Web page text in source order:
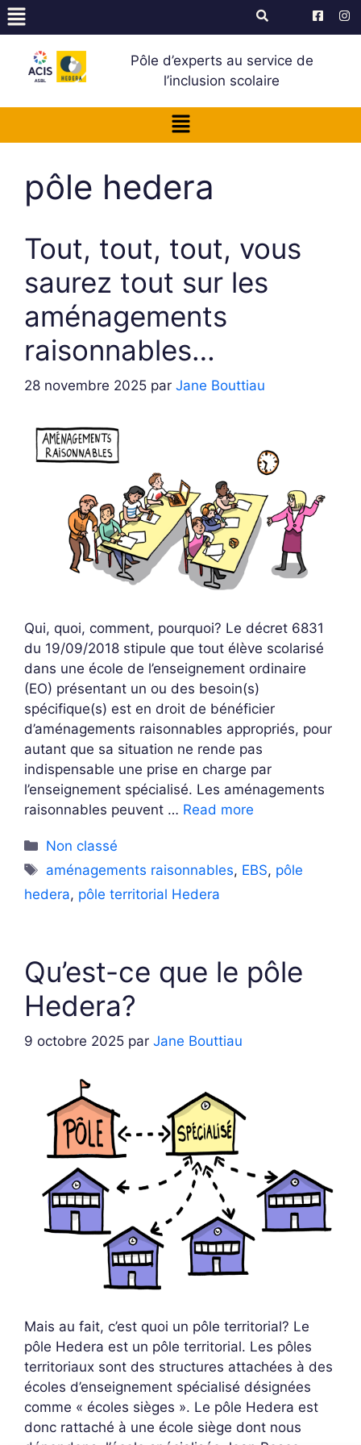
Pôle d’experts au service de
l’inclusion scolaire
pôle hedera
Tout, tout, tout, vous
saurez tout sur les
aménagements
raisonnables…
28 novembre 2025 par Jane Bouttiau
Qui, quoi, comment, pourquoi? Le décret 6831
du 19/09/2018 stipule que tout élève scolarisé
dans une école de l’enseignement ordinaire
(EO) présentant un ou des besoin(s)
spécifique(s) est en droit de bénéficier
d’aménagements raisonnables appropriés, pour
autant que sa situation ne rende pas
indispensable une prise en charge par
l’enseignement spécialisé. Les aménagements
raisonnables peuvent … Read more
Non classé
aménagements raisonnables, EBS, pôle
hedera, pôle territorial Hedera
Qu’est-ce que le pôle
Hedera?
9 octobre 2025 par Jane Bouttiau
Mais au fait, c’est quoi un pôle territorial? Le
pôle Hedera est un pôle territorial. Les pôles
territoriaux sont des structures attachées à des
écoles d’enseignement spécialisé désignées
comme « écoles sièges ». Le pôle Hedera est
donc rattaché à une école siège dont nous